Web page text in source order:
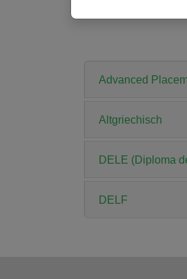
Advanced
Altgriechisch
DELE (Diploma
DELF